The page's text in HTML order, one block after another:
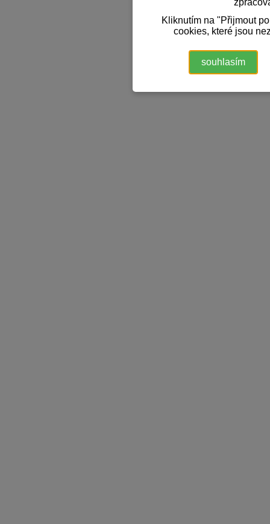
Kliknutím na "Přijmout
cookies, které jsou
souhlasím